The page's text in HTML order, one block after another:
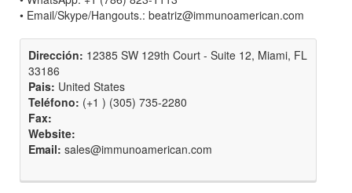
• Email/Skype/Hangouts.: beatriz@immunoamerican.com
Dirección: 12385 SW 129th Court - Suite 12, Miami, FL
33186
Pais: United States
Teléfono: (+1 ) (305) 735-2280
Fax:
Website:
Email: sales@immunoamerican.com